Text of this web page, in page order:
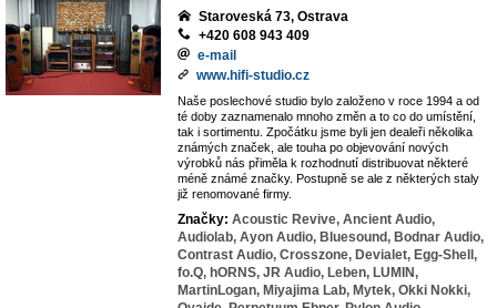
Staroveská 73, Ostrava
+420 608 943 409
e-mail
www.hifi-studio.cz
Naše poslechové studio bylo založeno v roce 1994 a od
té doby zaznamenalo mnoho změn a to co do umístění,
tak i sortimentu. Zpočátku jsme byli jen dealeři několika
známých značek, ale touha po objevování nových
výrobků nás přiměla k rozhodnutí distribuovat některé
méně známé značky. Postupně se ale z některých staly
již renomované firmy.
Značky: Acoustic Revive, Ancient Audio,
Audiolab, Ayon Audio, Bluesound, Bodnar Audio,
Contrast Audio, Crosszone, Devialet, Egg-Shell,
fo.Q, hORNS, JR Audio, Leben, LUMIN,
MartinLogan, Miyajima Lab, Mytek, Okki Nokki,